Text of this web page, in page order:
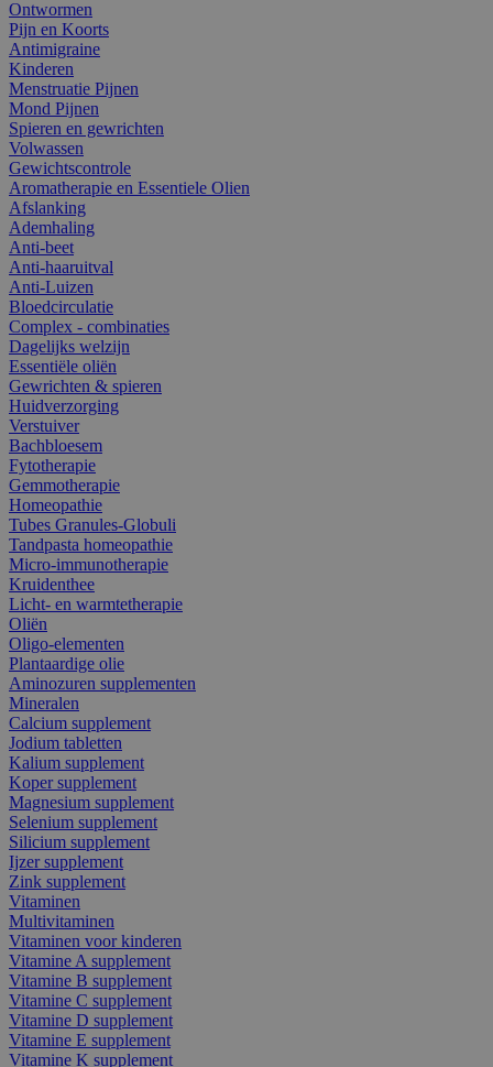
Ontwormen
Pijn en Koorts
Antimigraine
Kinderen
Menstruatie Pijnen
Mond Pijnen
Spieren en gewrichten
Volwassen
Gewichtscontrole
Aromatherapie en Essentiele Olien
Afslanking
Ademhaling
Anti-beet
Anti-haaruitval
Anti-Luizen
Bloedcirculatie
Complex - combinaties
Dagelijks welzijn
Essentiële oliën
Gewrichten & spieren
Huidverzorging
Verstuiver
Bachbloesem
Fytotherapie
Gemmotherapie
Homeopathie
Tubes Granules-Globuli
Tandpasta homeopathie
Micro-immunotherapie
Kruidenthee
Licht- en warmtetherapie
Oliën
Oligo-elementen
Plantaardige olie
Aminozuren supplementen
Mineralen
Calcium supplement
Jodium tabletten
Kalium supplement
Koper supplement
Magnesium supplement
Selenium supplement
Silicium supplement
Ijzer supplement
Zink supplement
Vitaminen
Multivitaminen
Vitaminen voor kinderen
Vitamine A supplement
Vitamine B supplement
Vitamine C supplement
Vitamine D supplement
Vitamine E supplement
Vitamine K supplement